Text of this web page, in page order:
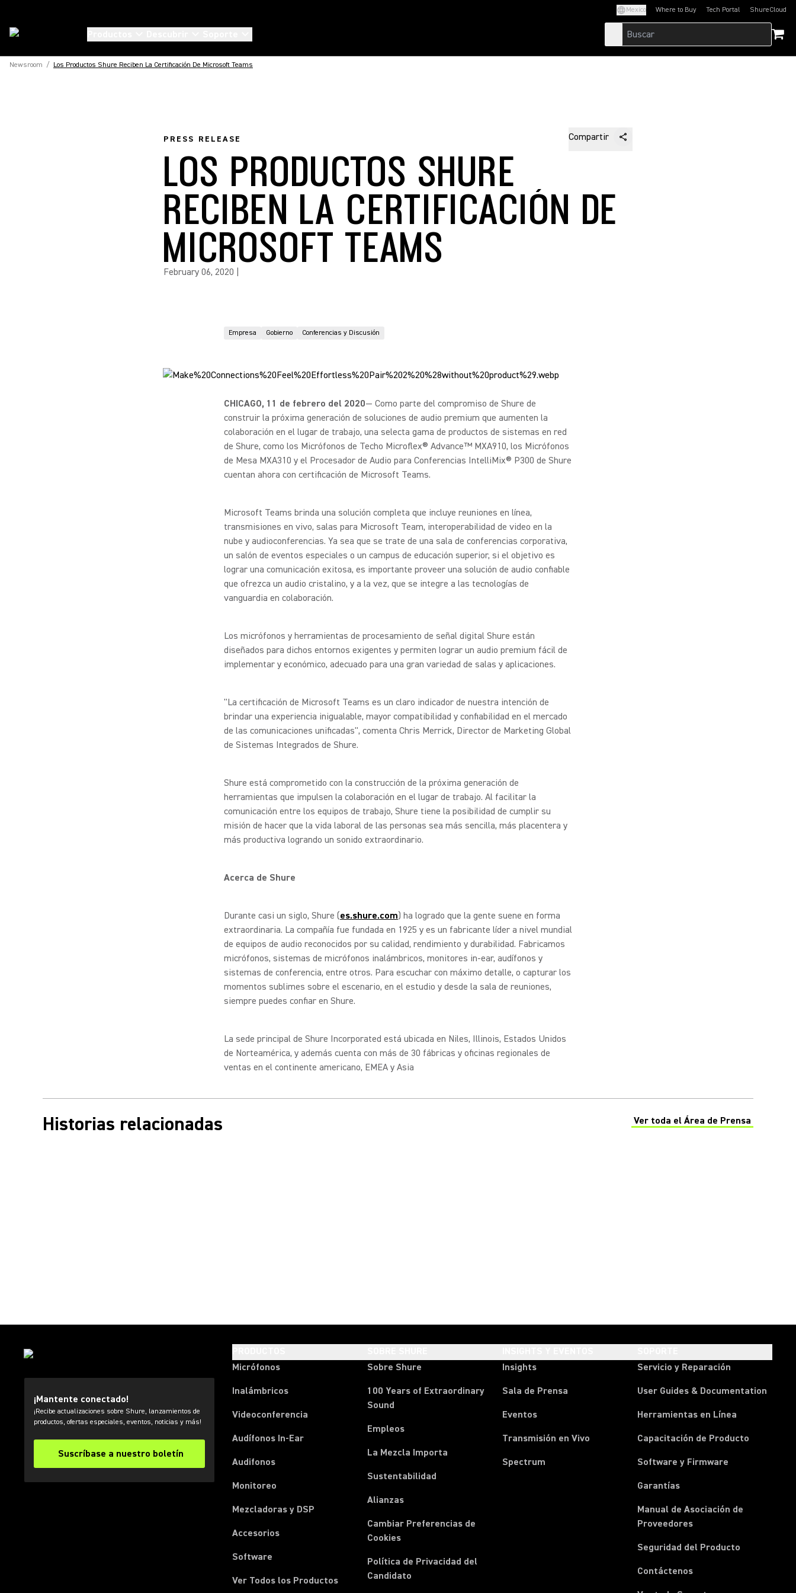
Mexico Where to Buy Tech Portal
(Opens in a new tab)ShureCloud
(Opens in a new
Newsroom / Los Productos Shure Reciben La Certificación De Microsoft Teams
PRESS RELEASE Compartir
LOS PRODUCTOS SHURE
RECIBEN LA CERTIFICACIÓN DE
MICROSOFT TEAMS
February 06, 2020
Empresa Gobierno Conferencias y Discusión
CHICAGO, 11 de febrero del 2020— Como parte del compromiso de Shure de
construir la próxima generación de soluciones de audio premium que aumenten la
colaboración en el lugar de trabajo, una selecta gama de productos de sistemas en red
de Shure, como los Micrófonos de Techo Microflex® Advance™ MXA910, los Micrófonos
de Mesa MXA310 y el Procesador de Audio para Conferencias IntelliMix® P300 de Shure
cuentan ahora con certificación de Microsoft Teams.
Microsoft Teams brinda una solución completa que incluye reuniones en línea,
transmisiones en vivo, salas para Microsoft Team, interoperabilidad de video en la
nube y audioconferencias. Ya sea que se trate de una sala de conferencias corporativa,
un salón de eventos especiales o un campus de educación superior, si el objetivo es
lograr una comunicación exitosa, es importante proveer una solución de audio confiable
que ofrezca un audio cristalino, y a la vez, que se integre a las tecnologías de
vanguardia en colaboración.
Los micrófonos y herramientas de procesamiento de señal digital Shure están
diseñados para dichos entornos exigentes y permiten lograr un audio premium fácil de
implementar y económico, adecuado para una gran variedad de salas y aplicaciones.
"La certificación de Microsoft Teams es un claro indicador de nuestra intención de
brindar una experiencia inigualable, mayor compatibilidad y confiabilidad en el mercado
de las comunicaciones unificadas", comenta Chris Merrick, Director de Marketing Global
de Sistemas Integrados de Shure.
Shure está comprometido con la construcción de la próxima generación de
herramientas que impulsen la colaboración en el lugar de trabajo. Al facilitar la
comunicación entre los equipos de trabajo, Shure tiene la posibilidad de cumplir su
misión de hacer que la vida laboral de las personas sea más sencilla, más placentera y
más productiva logrando un sonido extraordinario.
Acerca de Shure
Durante casi un siglo, Shure (es.shure.com) ha logrado que la gente suene en forma
extraordinaria. La compañía fue fundada en 1925 y es un fabricante líder a nivel mundial
de equipos de audio reconocidos por su calidad, rendimiento y durabilidad. Fabricamos
micrófonos, sistemas de micrófonos inalámbricos, monitores in-ear, audífonos y
sistemas de conferencia, entre otros. Para escuchar con máximo detalle, o capturar los
momentos sublimes sobre el escenario, en el estudio y desde la sala de reuniones,
siempre puedes confiar en Shure.
La sede principal de Shure Incorporated está ubicada en Niles, Illinois, Estados Unidos
de Norteamérica, y además cuenta con más de 30 fábricas y oficinas regionales de
ventas en el continente americano, EMEA y Asia
Historias relacionadas Ver toda el Área de Prensa
(Opens in a new tab)
¡Mantente conectado!
¡Recibe actualizaciones sobre Shure, lanzamientos de
productos, ofertas especiales, eventos, noticias y más!
Suscríbase a nuestro boletín
Micrófonos
Inalámbricos
Videoconferencia
Audífonos In-Ear
Audifonos
Monitoreo
Mezcladoras y DSP
Accesorios
Software
Ver Todos los Productos
Sobre Shure
100 Years of Extraordinary
Sound
Empleos
La Mezcla Importa
Sustentabilidad
Alianzas
Cambiar Preferencias de
Cookies
Política de Privacidad del
Candidato
Insights
Sala de Prensa
Eventos
Transmisión en Vivo
Spectrum
Servicio y Reparación
User Guides & Documentation
Herramientas en Línea
Capacitación de Producto
Software y Firmware
Garantías
Manual de Asociación de
Proveedores(Opens in a new tab)
Seguridad del Producto
Contáctenos(Opens in a new tab)